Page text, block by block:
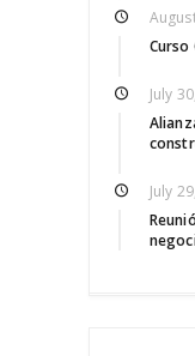
Curso
July
July